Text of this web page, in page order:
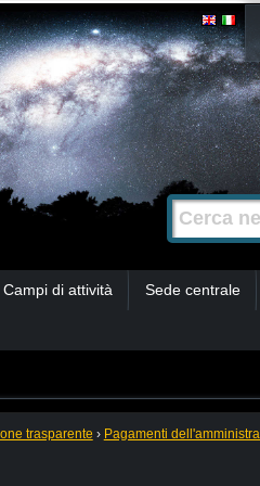
Cerca nel
Campi di attività Sede centrale
trasparente › Pagamenti